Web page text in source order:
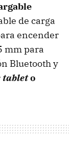
de carga
encender
mm para
Bluetooth y
tableto